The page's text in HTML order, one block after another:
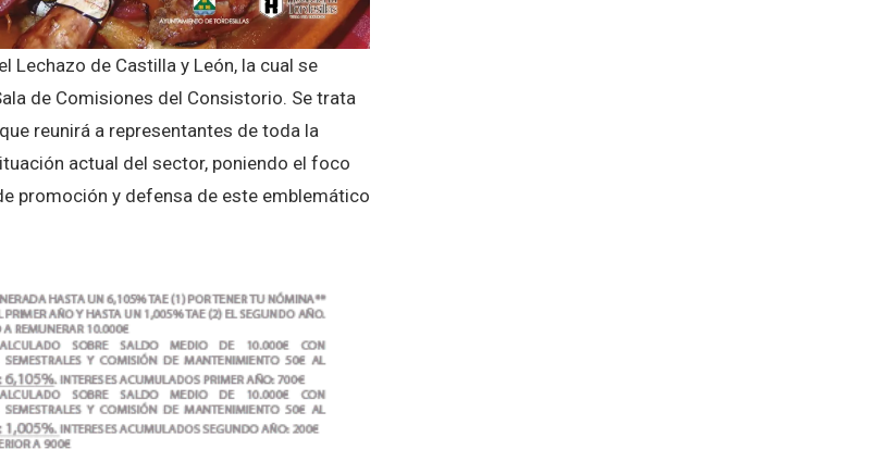
Lechazo de Castilla y León, la cual se
de Comisiones del Consistorio. Se trata
reunirá a representantes de toda la
actual del sector, poniendo el foco
promoción y defensa de este emblemático